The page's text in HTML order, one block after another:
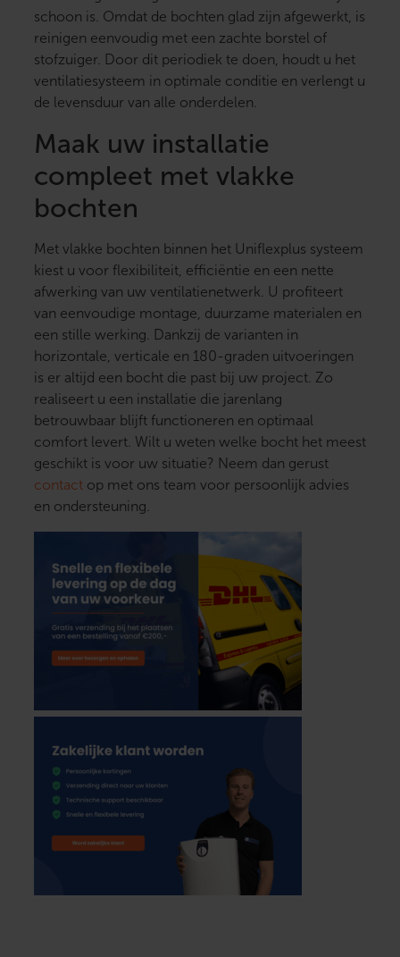
schoon is. Omdat de bochten glad zijn afgewerkt, is
reinigen eenvoudig met een zachte borstel of
stofzuiger. Door dit periodiek te doen, houdt u het
ventilatiesysteem in optimale conditie en verlengt u
de levensduur van alle onderdelen.
Maak uw installatie
compleet met vlakke
bochten
Met vlakke bochten binnen het Uniflexplus systeem
kiest u voor flexibiliteit, efficiëntie en een nette
afwerking van uw ventilatienetwerk. U profiteert
van eenvoudige montage, duurzame materialen en
een stille werking. Dankzij de varianten in
horizontale, verticale en 180-graden uitvoeringen
is er altijd een bocht die past bij uw project. Zo
realiseert u een installatie die jarenlang
betrouwbaar blijft functioneren en optimaal
comfort levert. Wilt u weten welke bocht het meest
geschikt is voor uw situatie? Neem dan gerust
contact op met ons team voor persoonlijk advies
en ondersteuning.